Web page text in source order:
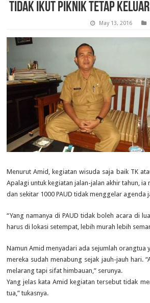
Tidak Ikut Piknik Tetap
May 13, 2016
Menurut Amid, kegiatan wisuda saja baik TK
Apalagi untuk kegiatan jalan-jalan akhir tahun, ia
dan sekitar 1000 PAUD tidak menggelar agenda
“Yang namanya di PAUD tidak boleh acara di
harus di lokasi setempat, lebih murah lebih
Namun Amid menyadari ada sejumlah orangtua
mereka sudah menabung sejak jauh-jauh hari.
melarang tapi sifat himbauan,” serunya.
Yang jelas kata Amid kegiatan tersebut tidak
tua,” tukasnya.